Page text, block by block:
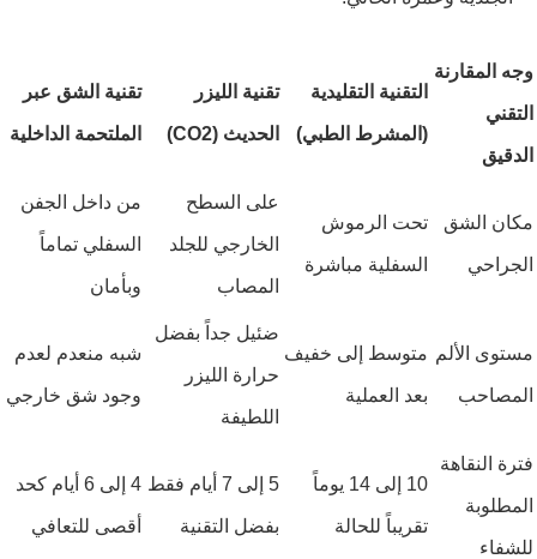
وجه المقارنة
التقني
الدقيق
التقنية التقليدية
(المشرط الطبي)
تقنية الليزر
الحديث (CO2)
تقنية الشق عبر
الملتحمة الداخلية
مكان الشق
الجراحي
تحت الرموش
السفلية مباشرة
على السطح
الخارجي للجلد
المصاب
من داخل الجفن
السفلي تماماً
وبأمان
مستوى الألم
المصاحب
متوسط إلى خفيف
بعد العملية
ضئيل جداً بفضل
حرارة الليزر
اللطيفة
شبه منعدم لعدم
وجود شق خارجي
فترة النقاهة
المطلوبة
للشفاء
10 إلى 14 يوماً
تقريباً للحالة
5 إلى 7 أيام فقط
بفضل التقنية
4 إلى 6 أيام كحد
أقصى للتعافي